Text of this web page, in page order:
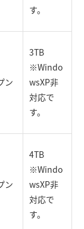
す。
ン
3TB
※Windo
wsXP非
対応で
す。
ン
4TB
※Windo
wsXP非
対応で
す。